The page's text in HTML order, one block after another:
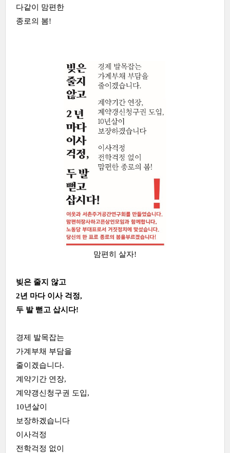
다같이 맘편한
종로의 봄!
맘편히 살자!
빚은 줄지 않고
2년 마다 이사 걱정,
두 발 뻗고 삽시다!
경제 발목잡는
가계부채 부담을
줄이겠습니다.
계약기간 연장,
계약갱신청구권 도입,
10년살이
보장하겠습니다
이사걱정
전학걱정 없이